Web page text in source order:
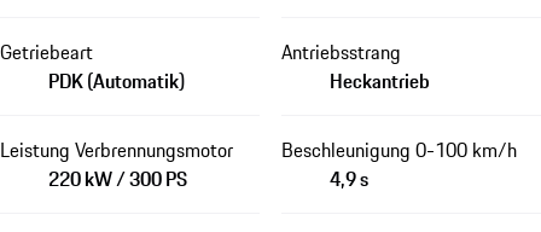
Getriebeart
PDK (Automatik)
Antriebsstrang
Heckantrieb
Leistung Verbrennungsmotor
220 kW / 300 PS
Beschleunigung 0-100 km/h
4,9 s